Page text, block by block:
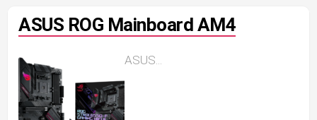
ASUS ROG Mainboard AM4
ASUS...